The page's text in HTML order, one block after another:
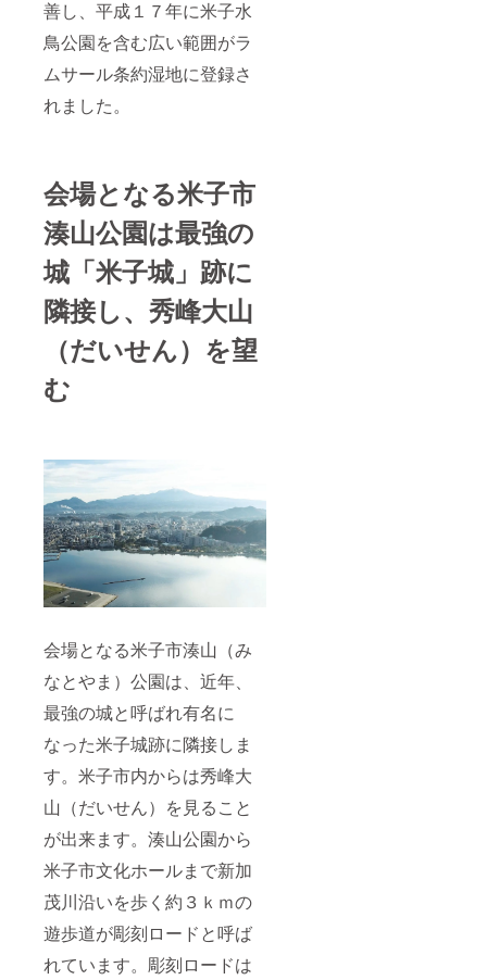
善し、平成１７年に米子水
鳥公園を含む広い範囲がラ
ムサール条約湿地に登録さ
れました。
会場となる米子市
湊山公園は最強の
城「米子城」跡に
隣接し、秀峰大山
（だいせん）を望
む
会場となる米子市湊山（み
なとやま）公園は、近年、
最強の城と呼ばれ有名に
なった米子城跡に隣接しま
す。米子市内からは秀峰大
山（だいせん）を見ること
が出来ます。湊山公園から
米子市文化ホールまで新加
茂川沿いを歩く約３ｋｍの
遊歩道が彫刻ロードと呼ば
れています。彫刻ロードは